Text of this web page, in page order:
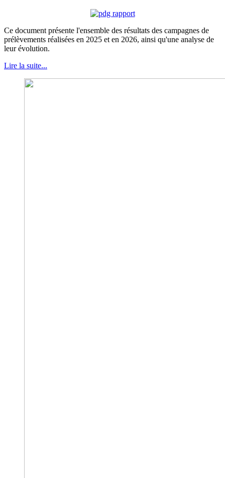
Ce document présente l'ensemble des résultats des campagnes de
prélèvements réalisées en 2025 et en 2026, ainsi qu'une analyse de
leur évolution.
Lire la suite...